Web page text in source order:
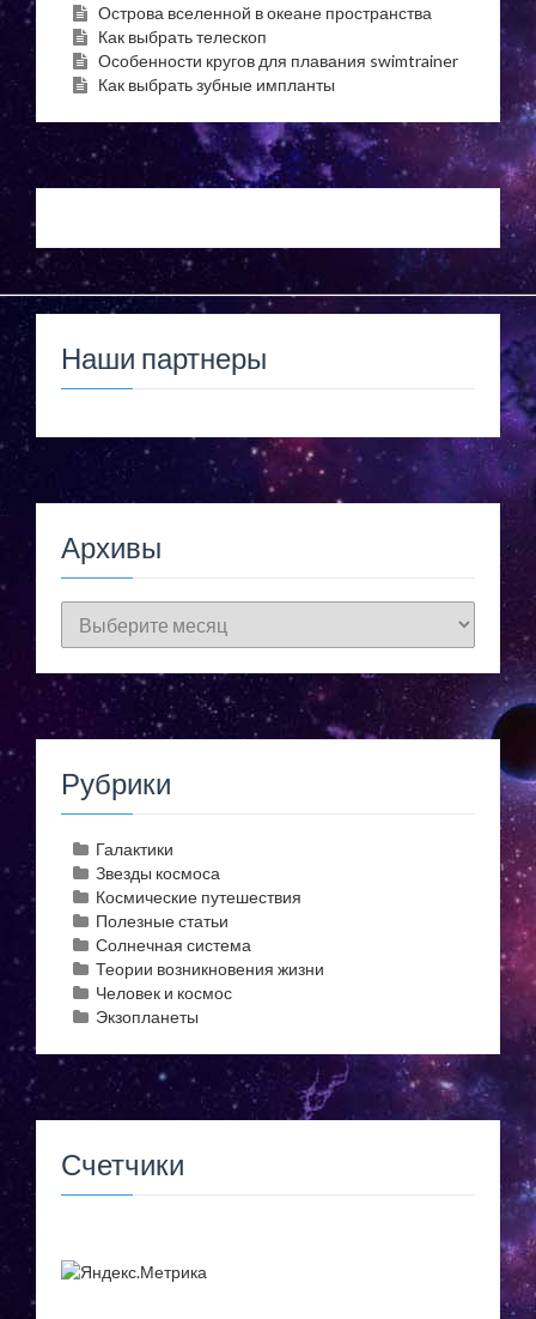
Острова вселенной в океане пространства
Как выбрать телескоп
Особенности кругов для плавания swimtrainer
Как выбрать зубные импланты
Наши партнеры
Архивы
Рубрики
Галактики
Звезды космоса
Космические путешествия
Полезные статьи
Солнечная система
Теории возникновения жизни
Человек и космос
Экзопланеты
Счетчики